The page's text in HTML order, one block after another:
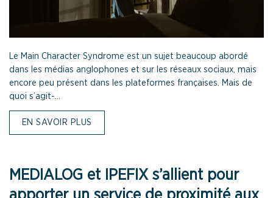
Le Main Character Syndrome est un sujet beaucoup abordé
dans les médias anglophones et sur les réseaux sociaux, mais
encore peu présent dans les plateformes françaises. Mais de
quoi s’agit-...
EN SAVOIR PLUS
MEDIALOG et IPEFIX s’allient pour
apporter un service de proximité aux